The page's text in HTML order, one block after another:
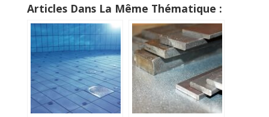
Articles Dans La Même Thématique :